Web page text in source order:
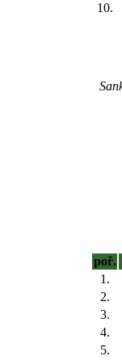
10.
poř.
1.
2.
3.
4.
5.